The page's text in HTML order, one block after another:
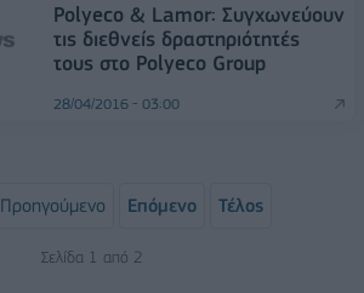
Polyeco & Lamor: Συγχωνεύουν
τις διεθνείς δραστηριότητές
τους στο Polyeco Group
28/04/2016 - 03:00
Προηγούμενο Επόμενο Τέλος
Σελίδα 1 από 2